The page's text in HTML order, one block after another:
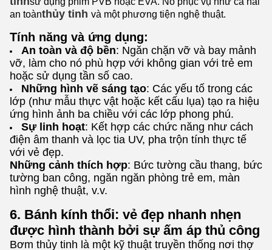
an toànthủy tinh và một phương tiện nghệ thuật.
Tính năng và ứng dụng:
An toàn và độ bền: Ngăn chặn vỡ và bay mảnh
vỡ, làm cho nó phù hợp với không gian với trẻ em
hoặc sử dụng tần số cao.
Những hình vẽ sáng tạo: Các yếu tố trong các
lớp (như mẫu thực vật hoặc kết cấu lụa) tạo ra hiệu
ứng hình ảnh ba chiều với các lớp phong phú.
Sự linh hoạt: Kết hợp các chức năng như cách
điện âm thanh và lọc tia UV, pha trộn tính thực tế
với vẻ đẹp.
Những cảnh thích hợp: Bức tường cầu thang, bức
tường ban công, ngăn ngăn phòng trẻ em, màn
hình nghệ thuật, v.v.
6. Bánh kính thổi: vẻ đẹp nhanh nhẹn
được hình thành bởi sự ấm áp thủ công
Bơm thủy tinh là một kỹ thuật truyền thống nơi thợ